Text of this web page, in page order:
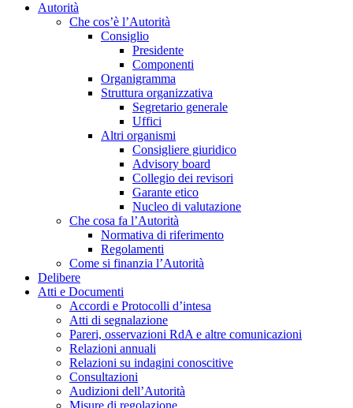
Autorità
Che cos’è l’Autorità
Consiglio
Presidente
Componenti
Organigramma
Struttura organizzativa
Segretario generale
Uffici
Altri organismi
Consigliere giuridico
Advisory board
Collegio dei revisori
Garante etico
Nucleo di valutazione
Che cosa fa l’Autorità
Normativa di riferimento
Regolamenti
Come si finanzia l’Autorità
Delibere
Atti e Documenti
Accordi e Protocolli d’intesa
Atti di segnalazione
Pareri, osservazioni RdA e altre comunicazioni
Relazioni annuali
Relazioni su indagini conoscitive
Consultazioni
Audizioni dell’Autorità
Misure di regolazione